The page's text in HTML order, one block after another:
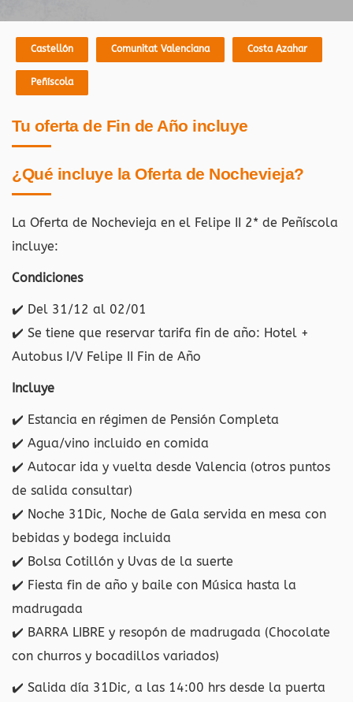
Castellón Comunitat Valenciana Costa Azahar
Peñíscola
Tu oferta de Fin de Año incluye
¿Qué incluye la Oferta de Nochevieja?
La Oferta de Nochevieja en el Felipe II 2* de Peñíscola
incluye:
Condiciones
✔️ Del 31/12 al 02/01
✔️ Se tiene que reservar tarifa fin de año: Hotel +
Autobus I/V Felipe II Fin de Año
Incluye
✔️ Estancia en régimen de Pensión Completa
✔️ Agua/vino incluido en comida
✔️ Autocar ida y vuelta desde Valencia (otros puntos
de salida consultar)
✔️ Noche 31Dic, Noche de Gala servida en mesa con
bebidas y bodega incluida
✔️ Bolsa Cotillón y Uvas de la suerte
✔️ Fiesta fin de año y baile con Música hasta la
madrugada
✔️ BARRA LIBRE y resopón de madrugada (Chocolate
con churros y bocadillos variados)
✔️ Salida día 31Dic, a las 14:00 hrs desde la puerta